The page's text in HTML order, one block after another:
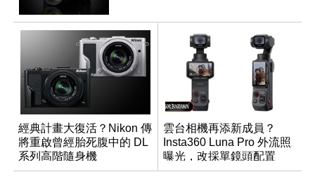
經典計畫大復活？Nikon 傳
將重啟曾經胎死腹中的 DL
系列高階隨身機
雲台相機再添新成員？
Insta360 Luna Pro 外流照
曝光，改採單鏡頭配置